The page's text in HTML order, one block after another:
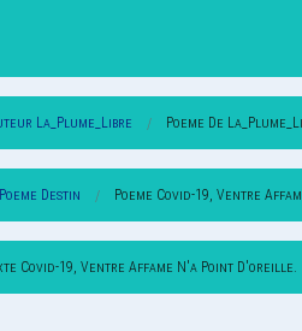
La_Plume_Libre Poeme De
Poeme Destin Poeme Covid-19, Ventre
Covid-19, Ventre Affame N'a Point D'oreille.